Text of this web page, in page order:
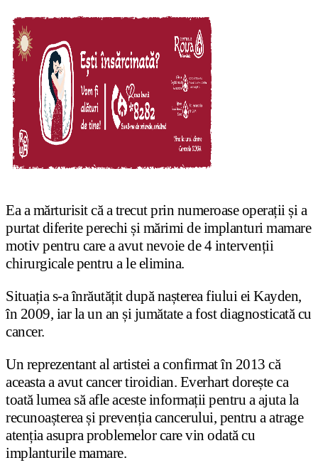
Ea a mărturisit că a trecut prin numeroase operații și a
purtat diferite perechi și mărimi de implanturi mamare
motiv pentru care a avut nevoie de 4 intervenții
chirurgicale pentru a le elimina.
Situația s-a înrăutățit după nașterea fiului ei Kayden,
în 2009, iar la un an și jumătate a fost diagnosticată cu
cancer.
Un reprezentant al artistei a confirmat în 2013 că
aceasta a avut cancer tiroidian. Everhart dorește ca
toată lumea să afle aceste informații pentru a ajuta la
recunoașterea și prevenția cancerului, pentru a atrage
atenția asupra problemelor care vin odată cu
implanturile mamare.